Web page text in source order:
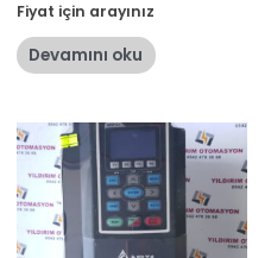
5
üzerinden
oy
aldı
Fiyat için arayınız
Devamını oku